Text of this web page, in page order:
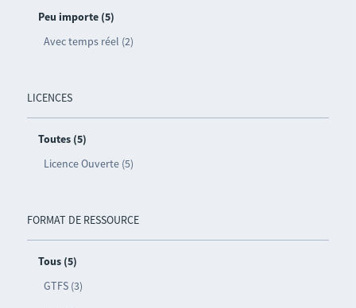
Peu importe (5)
Avec temps réel (2)
LICENCES
Toutes (5)
Licence Ouverte (5)
FORMAT DE RESSOURCE
Tous (5)
GTFS (3)